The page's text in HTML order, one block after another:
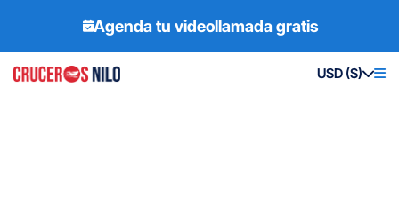
Agenda tu videollamada gratis
USD ($)